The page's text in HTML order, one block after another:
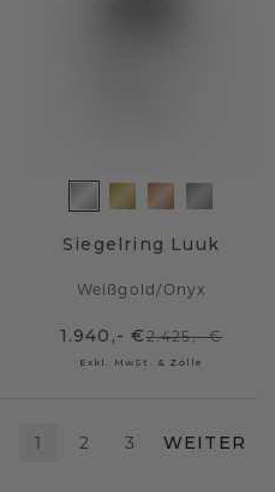
Siegelring Luuk
Weißgold/Onyx
1.940,- €2.425,- €
Exkl. MwSt. & Zölle
1 2 3 WEITER